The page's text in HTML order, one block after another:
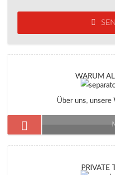
WARUM
Über uns,
PRIVATE